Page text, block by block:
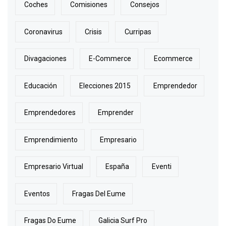
Coches Comisiones Consejos
Coronavirus Crisis Curripas
Divagaciones E-Commerce Ecommerce
Educación Elecciones 2015 Emprendedor
Emprendedores Emprender
Emprendimiento Empresario
Empresario Virtual España Eventi
Eventos Fragas Del Eume
Fragas Do Eume Galicia Surf Pro